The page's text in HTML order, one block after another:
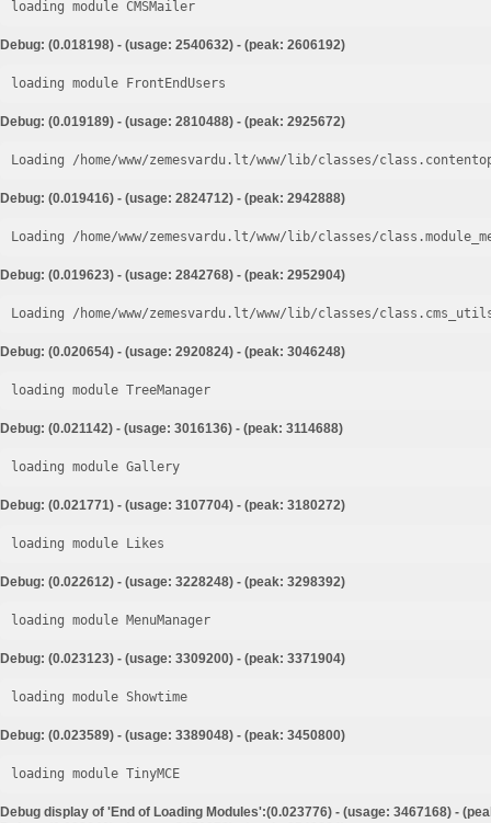
loading module CMSMailer
Debug: (0.018198) - (usage: 2540632) - (peak: 2606192)
loading module FrontEndUsers
Debug: (0.019189) - (usage: 2810488) - (peak: 2925672)
Loading /home/www/zemesvardu.lt/www/lib/classes/
Debug: (0.019416) - (usage: 2824712) - (peak: 2942888)
Loading /home/www/zemesvardu.lt/www/lib/classes/
Debug: (0.019623) - (usage: 2842768) - (peak: 2952904)
Loading /home/www/zemesvardu.lt/www/lib/classes/
Debug: (0.020654) - (usage: 2920824) - (peak: 3046248)
loading module TreeManager
Debug: (0.021142) - (usage: 3016136) - (peak: 3114688)
loading module Gallery
Debug: (0.021771) - (usage: 3107704) - (peak: 3180272)
loading module Likes
Debug: (0.022612) - (usage: 3228248) - (peak: 3298392)
loading module MenuManager
Debug: (0.023123) - (usage: 3309200) - (peak: 3371904)
loading module Showtime
Debug: (0.023589) - (usage: 3389048) - (peak: 3450800)
loading module TinyMCE
Debug display of 'End of Loading Modules':(0.023776) - (usage: 3467168) -